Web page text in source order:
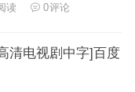
读 0评论
清电视剧中字]百度